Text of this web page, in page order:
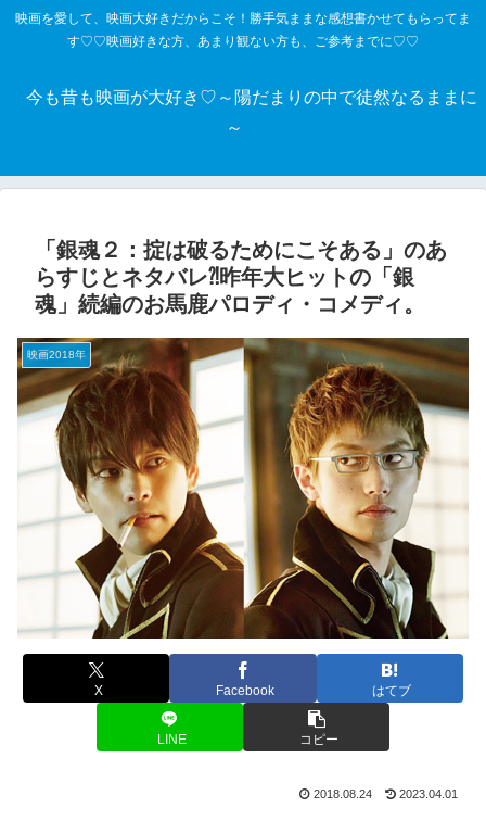
映画を愛して、映画大好きだからこそ！勝手気ままな感想書かせてもらってま
す♡♡映画好きな方、あまり観ない方も、ご参考までに♡♡
今も昔も映画が大好き♡～陽だまりの中で徒然なるままに
～
「銀魂２：掟は破るためにこそある」のあ
らすじとネタバレ⁈昨年大ヒットの「銀
魂」続編のお馬鹿パロディ・コメディ。
映画2018年
X Facebook はてブ
LINE コピー
2018.08.24 2023.04.01